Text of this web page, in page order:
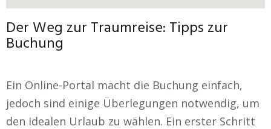
Der Weg zur Traumreise: Tipps zur
Buchung
Ein Online-Portal macht die Buchung einfach,
jedoch sind einige Überlegungen notwendig, um
den idealen Urlaub zu wählen. Ein erster Schritt